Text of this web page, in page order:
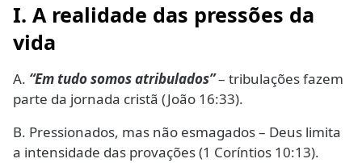
I. A realidade das pressões da
vida
A. “Em tudo somos atribulados”– tribulações fazem
parte da jornada cristã (João 16:33).
B. Pressionados, mas não esmagados – Deus limita
a intensidade das provações (1 Coríntios 10:13).